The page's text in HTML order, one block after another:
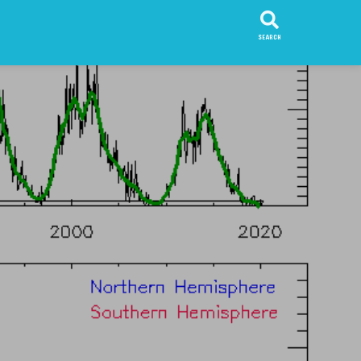
SEARCH